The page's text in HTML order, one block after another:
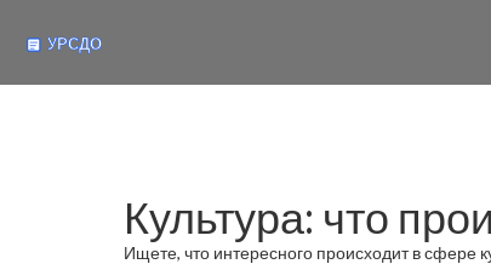
Культура: что
Ищете, что интересного происходит в сфере